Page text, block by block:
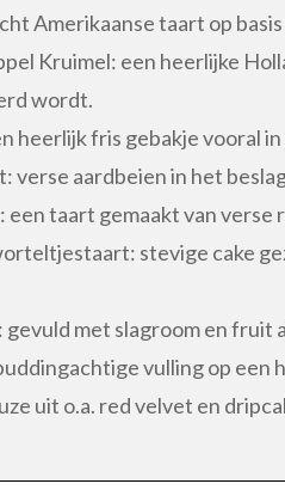
Amerikaanse taart op
Kruimel: een heerlijke
wordt.
heerlijk fris gebakje vooral
verse aardbeien in het
taart gemaakt van verse
stevige cake
met slagroom en fruit
vulling op een
uit o.a. red velvet en